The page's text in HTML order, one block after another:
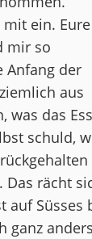
ein. Eure
mir so
Anfang der
aus
was das
schuld,
rächt
auf Süsses
ganz